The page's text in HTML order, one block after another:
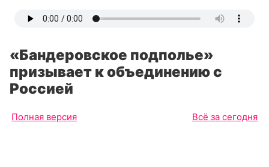
«Бандеровское подполье»
призывает к объединению с
Россией
Полная версия Всё за сегодня